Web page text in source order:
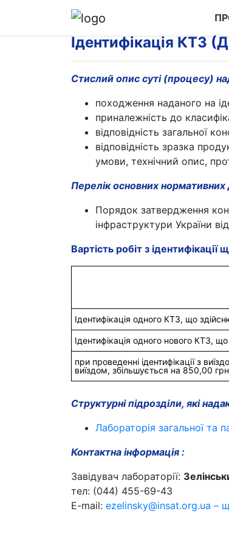
Ідентифікація КТЗ
Стислий опис суті (процесу)
походження наданого на
приналежність до
відповідність загальної
відповідність зразка
умови, технічний опис,
Перелік основних нормативних
Порядок затвердження
інфраструктури України
Вартість робіт з
Ідентифікація одного КТЗ, що
Ідентифікація одного нового КТЗ,
при проведенні ідентифікації з
виїздом, збільшується на 850,00
Структурні підрозділи, які
Лабораторія загальної та
Контактна інформація :
Завідувач лабораторії:
тел: (044) 455-69-43
E-mail: ezelinsky@insat.org.ua –